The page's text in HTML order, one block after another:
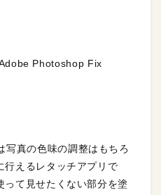
Photoshop Fix
写真の色味の調整はもちろ
行えるレタッチアプリで
て見せたくない部分を塗